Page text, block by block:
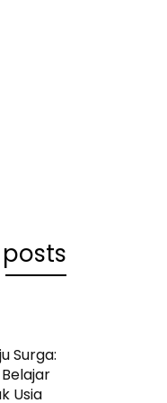
Surga:
Usia